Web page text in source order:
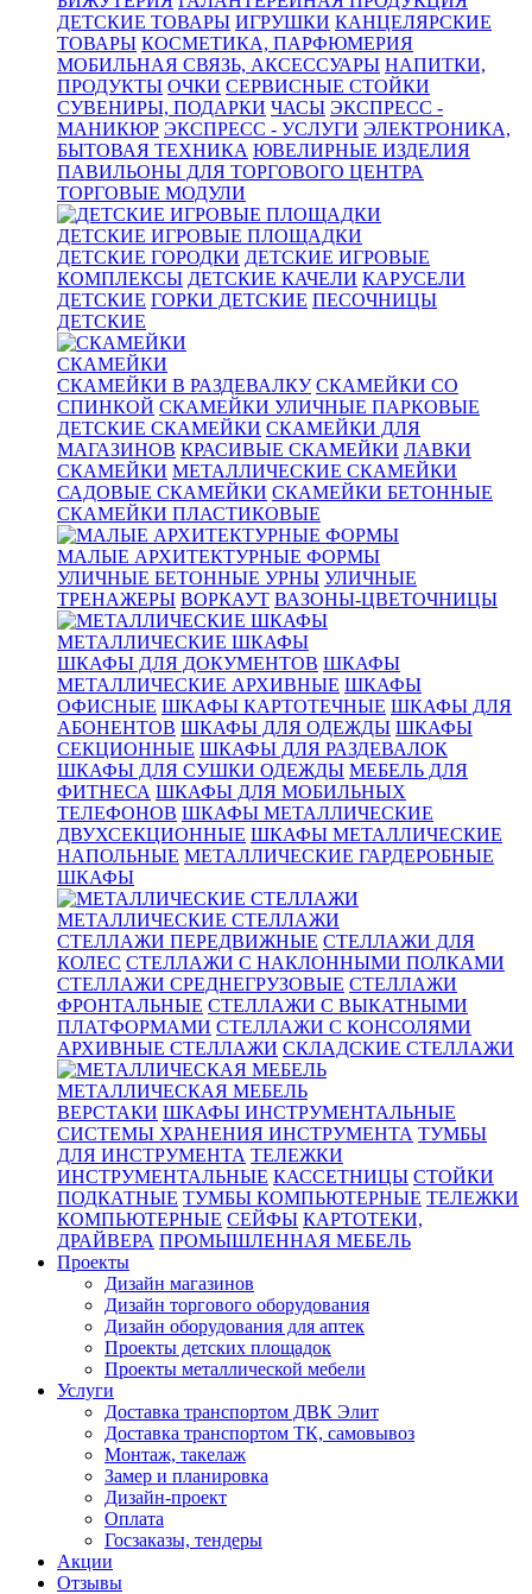
ДЕТСКИЕ ТОВАРЫ ИГРУШКИ КАНЦЕЛЯРСКИЕ
ТОВАРЫ КОСМЕТИКА, ПАРФЮМЕРИЯ
МОБИЛЬНАЯ СВЯЗЬ, АКСЕССУАРЫ НАПИТКИ,
ПРОДУКТЫ ОЧКИ СЕРВИСНЫЕ СТОЙКИ
СУВЕНИРЫ, ПОДАРКИ ЧАСЫ ЭКСПРЕСС -
МАНИКЮР ЭКСПРЕСС - УСЛУГИ ЭЛЕКТРОНИКА,
БЫТОВАЯ ТЕХНИКА ЮВЕЛИРНЫЕ ИЗДЕЛИЯ
ПАВИЛЬОНЫ ДЛЯ ТОРГОВОГО ЦЕНТРА
ТОРГОВЫЕ МОДУЛИ
ДЕТСКИЕ ИГРОВЫЕ ПЛОЩАДКИ
ДЕТСКИЕ ГОРОДКИ ДЕТСКИЕ ИГРОВЫЕ
КОМПЛЕКСЫ ДЕТСКИЕ КАЧЕЛИ КАРУСЕЛИ
ДЕТСКИЕ ГОРКИ ДЕТСКИЕ ПЕСОЧНИЦЫ
ДЕТСКИЕ
СКАМЕЙКИ
СКАМЕЙКИ В РАЗДЕВАЛКУ СКАМЕЙКИ СО
СПИНКОЙ СКАМЕЙКИ УЛИЧНЫЕ ПАРКОВЫЕ
ДЕТСКИЕ СКАМЕЙКИ СКАМЕЙКИ ДЛЯ
МАГАЗИНОВ КРАСИВЫЕ СКАМЕЙКИ ЛАВКИ
СКАМЕЙКИ МЕТАЛЛИЧЕСКИЕ СКАМЕЙКИ
САДОВЫЕ СКАМЕЙКИ СКАМЕЙКИ БЕТОННЫЕ
СКАМЕЙКИ ПЛАСТИКОВЫЕ
МАЛЫЕ АРХИТЕКТУРНЫЕ ФОРМЫ
УЛИЧНЫЕ БЕТОННЫЕ УРНЫ УЛИЧНЫЕ
ТРЕНАЖЕРЫ ВОРКАУТ ВАЗОНЫ-ЦВЕТОЧНИЦЫ
МЕТАЛЛИЧЕСКИЕ ШКАФЫ
ШКАФЫ ДЛЯ ДОКУМЕНТОВ ШКАФЫ
МЕТАЛЛИЧЕСКИЕ АРХИВНЫЕ ШКАФЫ
ОФИСНЫЕ ШКАФЫ КАРТОТЕЧНЫЕ ШКАФЫ ДЛЯ
АБОНЕНТОВ ШКАФЫ ДЛЯ ОДЕЖДЫ ШКАФЫ
СЕКЦИОННЫЕ ШКАФЫ ДЛЯ РАЗДЕВАЛОК
ШКАФЫ ДЛЯ СУШКИ ОДЕЖДЫ МЕБЕЛЬ ДЛЯ
ФИТНЕСА ШКАФЫ ДЛЯ МОБИЛЬНЫХ
ТЕЛЕФОНОВ ШКАФЫ МЕТАЛЛИЧЕСКИЕ
ДВУХСЕКЦИОННЫЕ ШКАФЫ МЕТАЛЛИЧЕСКИЕ
НАПОЛЬНЫЕ МЕТАЛЛИЧЕСКИЕ ГАРДЕРОБНЫЕ
ШКАФЫ
МЕТАЛЛИЧЕСКИЕ СТЕЛЛАЖИ
СТЕЛЛАЖИ ПЕРЕДВИЖНЫЕ СТЕЛЛАЖИ ДЛЯ
КОЛЕС СТЕЛЛАЖИ С НАКЛОННЫМИ ПОЛКАМИ
СТЕЛЛАЖИ СРЕДНЕГРУЗОВЫЕ СТЕЛЛАЖИ
ФРОНТАЛЬНЫЕ СТЕЛЛАЖИ С ВЫКАТНЫМИ
ПЛАТФОРМАМИ СТЕЛЛАЖИ С КОНСОЛЯМИ
АРХИВНЫЕ СТЕЛЛАЖИ СКЛАДСКИЕ СТЕЛЛАЖИ
МЕТАЛЛИЧЕСКАЯ МЕБЕЛЬ
ВЕРСТАКИ ШКАФЫ ИНСТРУМЕНТАЛЬНЫЕ
СИСТЕМЫ ХРАНЕНИЯ ИНСТРУМЕНТА ТУМБЫ
ДЛЯ ИНСТРУМЕНТА ТЕЛЕЖКИ
ИНСТРУМЕНТАЛЬНЫЕ КАССЕТНИЦЫ СТОЙКИ
ПОДКАТНЫЕ ТУМБЫ КОМПЬЮТЕРНЫЕ ТЕЛЕЖКИ
КОМПЬЮТЕРНЫЕ СЕЙФЫ КАРТОТЕКИ,
ДРАЙВЕРА ПРОМЫШЛЕННАЯ МЕБЕЛЬ
Проекты
Дизайн магазинов
Дизайн торгового оборудования
Дизайн оборудования для аптек
Проекты детских площадок
Проекты металлической мебели
Услуги
Доставка транспортом ДВК Элит
Доставка транспортом ТК, самовывоз
Монтаж, такелаж
Замер и планировка
Дизайн-проект
Оплата
Госзаказы, тендеры
Акции
Отзывы